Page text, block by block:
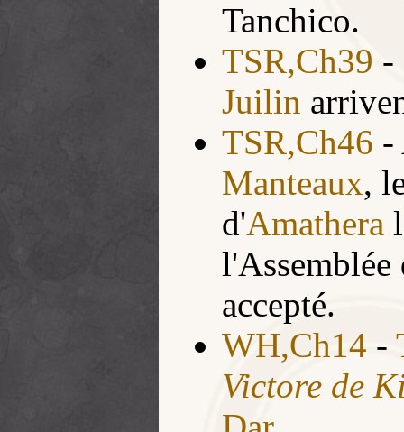
Tanchico.
TSR,Ch39 -
Juilin
TSR,Ch46 -
Manteaux,
d'Amathera
l'Assemblée
accepté.
WH,Ch14 -
Victore de